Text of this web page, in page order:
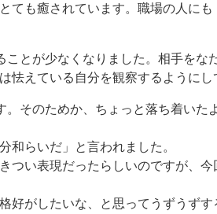
ても癒されています。職場の人に
とが少なくなりました。相手をな
えている自分を観察するようにし
そのためか、ちょっと落ち着いた
和らいだ」と言われました。
つい表現だったらしいのですが、
好がしたいな、と思ってうずうずす